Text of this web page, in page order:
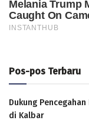
Pos-pos Terbaru
Dukung
di Kalbar